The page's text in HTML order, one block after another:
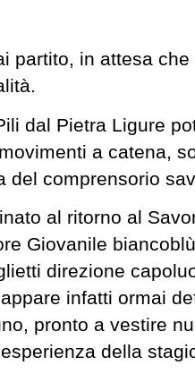
partito, in attesa
dal Pietra Ligure
a catena,
del comprensorio
al ritorno al
Giovanile
direzione
infatti ormai
pronto a vestire
della